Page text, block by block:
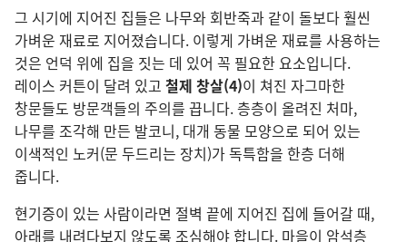
그 시기에 지어진 집들은 나무와 회반죽과 같이 돌보다 훨씬
가벼운 재료로 지어졌습니다. 이렇게 가벼운 재료를 사용하는
것은 언덕 위에 집을 짓는 데 있어 꼭 필요한 요소입니다.
레이스 커튼이 달려 있고 철제 창살(4)이 쳐진 자그마한
창문들도 방문객들의 주의를 끕니다. 층층이 올려진 처마,
나무를 조각해 만든 발코니, 대개 동물 모양으로 되어 있는
이색적인 노커(문 두드리는 장치)가 독특함을 한층 더해
줍니다.
현기증이 있는 사람이라면 절벽 끝에 지어진 집에 들어갈 때,
아래를 내려다보지 않도록 조심해야 합니다. 마을이 암석층